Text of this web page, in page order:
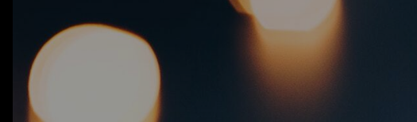
Занятия для малышей
Большая школа скетчинга